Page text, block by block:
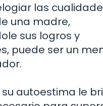
las
una madre,
sus logros y
puede ser un
autoestima le